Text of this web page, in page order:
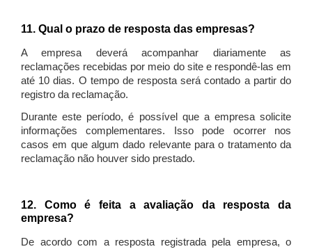
11. Qual o prazo de resposta das empresas?
A empresa deverá acompanhar diariamente as
reclamações recebidas por meio do site e respondê-las em
até 10 dias. O tempo de resposta será contado a partir do
registro da reclamação.
Durante este período, é possível que a empresa solicite
informações complementares. Isso pode ocorrer nos
casos em que algum dado relevante para o tratamento da
reclamação não houver sido prestado.
12. Como é feita a avaliação da resposta da
empresa?
De acordo com a resposta registrada pela empresa, o